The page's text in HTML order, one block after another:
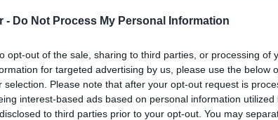
- Do Not Process My Personal Information
opt-out of the sale, sharing to third parties, or processing of
for targeted advertising by us, please use the below
selection. Please note that after your opt-out request is
interest-based ads based on personal information
to third parties prior to your opt-out. You may
άνδρα και ανήλικου ατόμου στην
ότι συνελήφθη ο 32χρονος
μοτοποδηλάτου (jet ski), για παράβαση
στην ασφάλεια της
Π.Κ.(σωματική βλάβη από αμέλεια)».